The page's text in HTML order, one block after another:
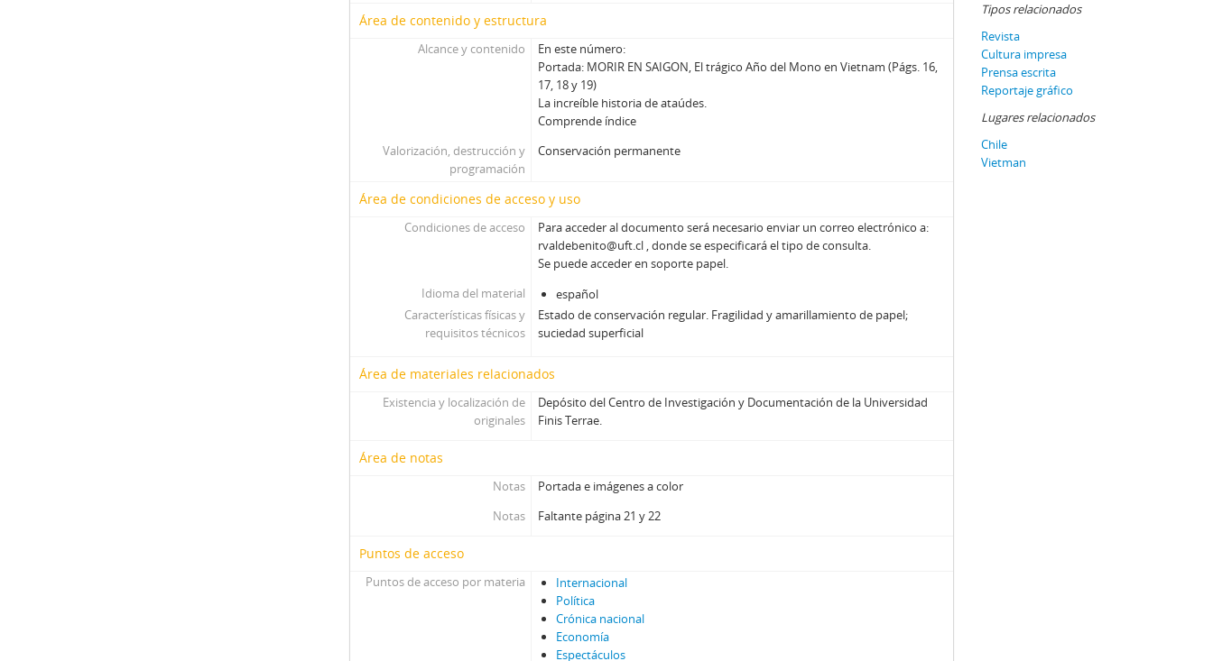
164 - Revista Ercilla. Año XXXIV, Nº 1762
165 - Revista Ercilla. Año XXXIV, Nº 1763
LPa - La Patria
LP - La Prensa
M - Margarita
M - Mayoría
NCh - Nosotros Los Chilenos
OFNPL - Órgano Oficial del Frente Nacionalista Patria y Libertad
P - Paloma
Pag - Páginas: Para una acción solidaria
PP - Pluma y Pincel
PM - Pacífico Magazine
QP - Qué Pasa
REC - Revista el Compañero
UL - Unidad y Lucha: Órgano del Comité Central del Partido Socialista
V - Vea
ZZ - Zig-Zag
Área de contenido y estructura
Alcance y contenido
En este número:
Portada: MORIR EN SAIGON, El trágico Año del Mono en Vietnam (Págs. 16,
17, 18 y 19)
La increíble historia de ataúdes.
Comprende índice
Valorización, destrucción y
programación
Conservación permanente
Área de condiciones de acceso y uso
Condiciones de acceso
Para acceder al documento será necesario enviar un correo electrónico a:
rvaldebenito@uft.cl , donde se especificará el tipo de consulta.
Se puede acceder en soporte papel.
Idioma del material
español
Características físicas y
requisitos técnicos
Estado de conservación regular. Fragilidad y amarillamiento de papel;
suciedad superficial
Área de materiales relacionados
Existencia y localización de
originales
Depósito del Centro de Investigación y Documentación de la Universidad
Finis Terrae.
Área de notas
Notas
Portada e imágenes a color
Notas
Faltante página 21 y 22
Puntos de acceso
Puntos de acceso por materia
Internacional
Política
Crónica nacional
Economía
Espectáculos
Tipos relacionados
Revista
Cultura impresa
Prensa escrita
Reportaje gráfico
Lugares relacionados
Chile
Vietman